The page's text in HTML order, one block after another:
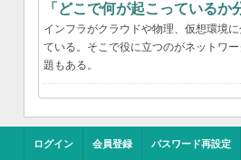
「どこで何が起こっている
インフラがクラウドや物理、仮想環境
ている。そこで役に立つのがネットワ
題もある。
ログイン 会員登録 パスワード再設定